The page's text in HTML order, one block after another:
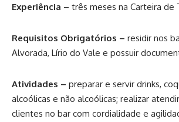
Experiência – três meses na Carteira de
Requisitos Obrigatórios – residir nos
Alvorada, Lírio do Vale e possuir
Atividades – preparar e servir drinks,
alcoólicas e não alcoólicas; realizar
clientes no bar com cordialidade e